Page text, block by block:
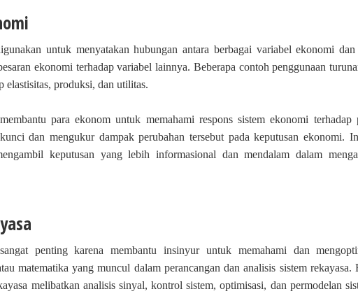
untuk menyatakan hubungan antara berbagai variabel ekonomi
ekonomi terhadap variabel lainnya. Beberapa contoh penggunaan
elastisitas, produksi, dan utilitas.
para ekonom untuk memahami respons sistem ekonomi terhadap
dan mengukur dampak perubahan tersebut pada keputusan ekonomi.
keputusan yang lebih informasional dan mendalam dalam
penting karena membantu insinyur untuk memahami dan
matematika yang muncul dalam perancangan dan analisis sistem rekayasa.
melibatkan analisis sinyal, kontrol sistem, optimisasi, dan permodelan